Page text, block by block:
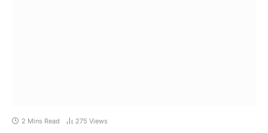
2 Mins Read 275 Views